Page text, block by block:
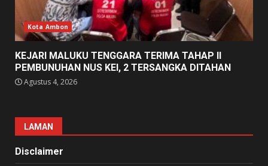
Kota Ambon
KEJARI MALUKU TENGGARA TERIMA TAHAP II
PEMBUNUHAN NUS KEI, 2 TERSANGKA DITAHAN
Agustus 4, 2026
LAMAN
Disclaimer